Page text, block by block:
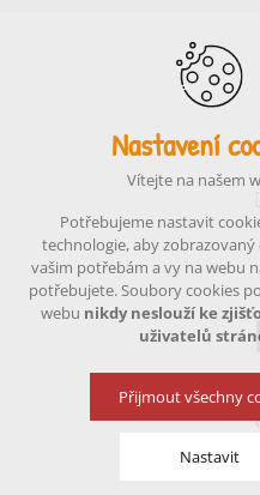
Nastavení
Vítejte na našem
Potřebujeme nastavit
technologie, aby
vašim potřebám a vy na webu
potřebujete. Soubory cookies
webu nikdy neslouží ke
uživatelů
Přijmout všechny
Nastavit